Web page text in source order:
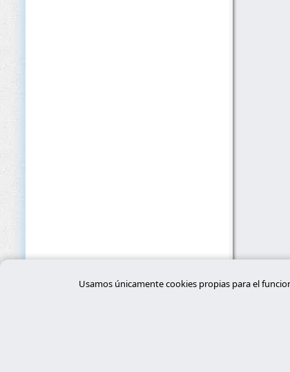
Usamos únicamente cookies propias para el